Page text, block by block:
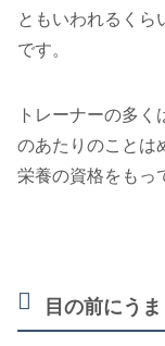
ともいわれるくら
です。
トレーナーの多
のあたりのことは
栄養の資格をもっ
目の前にう